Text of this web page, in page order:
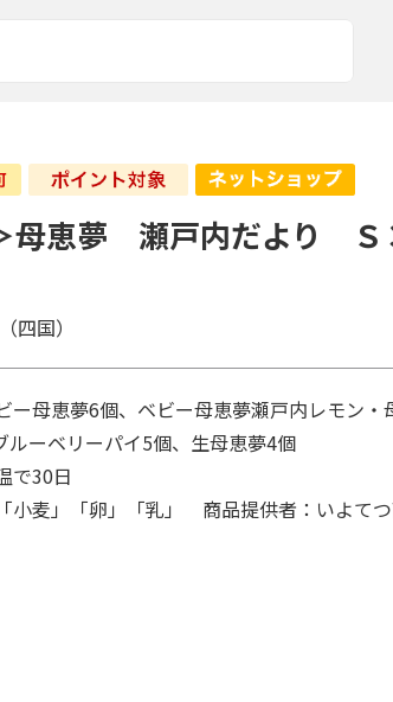
母恵夢 瀬戸内だより Ｓ
国）
母恵夢6個、ベビー母恵夢瀬戸内レモン・
ルーベリーパイ5個、生母恵夢4個
で30日
小麦」「卵」「乳」 商品提供者：いよて